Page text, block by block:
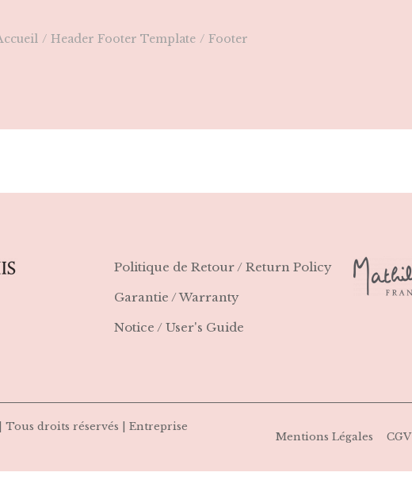
/ Header Footer Template / Footer
Politique de Retour / Return Policy
Garantie / Warranty
Notice / User's Guide
droits réservés | Entreprise
Mentions Légales CGV